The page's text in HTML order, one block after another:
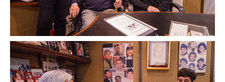
Secretaría de Coord. Política
Secretaría Evol. del Salario
Secretaría de Fiscalización
Secretaría de Transporte